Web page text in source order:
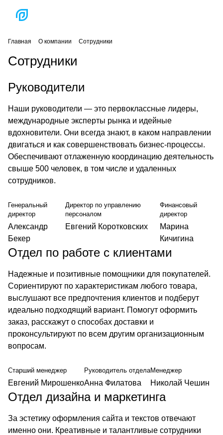
Главная О компании Сотрудники
Сотрудники
Руководители
Наши руководители — это первоклассные лидеры,
международные эксперты рынка и идейные
вдохновители. Они всегда знают, в каком направлении
двигаться и как совершенствовать бизнес-процессы.
Обеспечивают отлаженную координацию деятельность
свыше 500 человек, в том числе и удаленных
сотрудников.
Генеральный
директор
Александр
Бекер
Директор по управлению
персоналом
Евгений Коротковских
Финансовый
директор
Марина
Кичигина
Отдел по работе с клиентами
Надежные и позитивные помощники для покупателей.
Сориентируют по характеристикам любого товара,
выслушают все предпочтения клиентов и подберут
идеально подходящий вариант. Помогут оформить
заказ, расскажут о способах доставки и
проконсультируют по всем другим организационным
вопросам.
Старший менеджер
Евгений Мирошенко
Руководитель отдела
Анна Филатова
Менеджер
Николай Чешин
Отдел дизайна и маркетинга
За эстетику оформления сайта и текстов отвечают
именно они. Креативные и талантливые сотрудники